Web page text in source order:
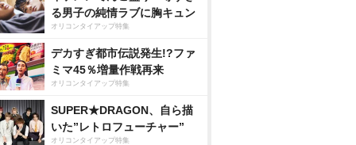
る男子の純情ラブに胸キュン
オリコンタイアップ特集
デカすぎ都市伝説発生!?ファ
ミマ45％増量作戦再来
オリコンタイアップ特集
SUPER★DRAGON、自ら描
いた”レトロフューチャー”
オリコンタイアップ特集